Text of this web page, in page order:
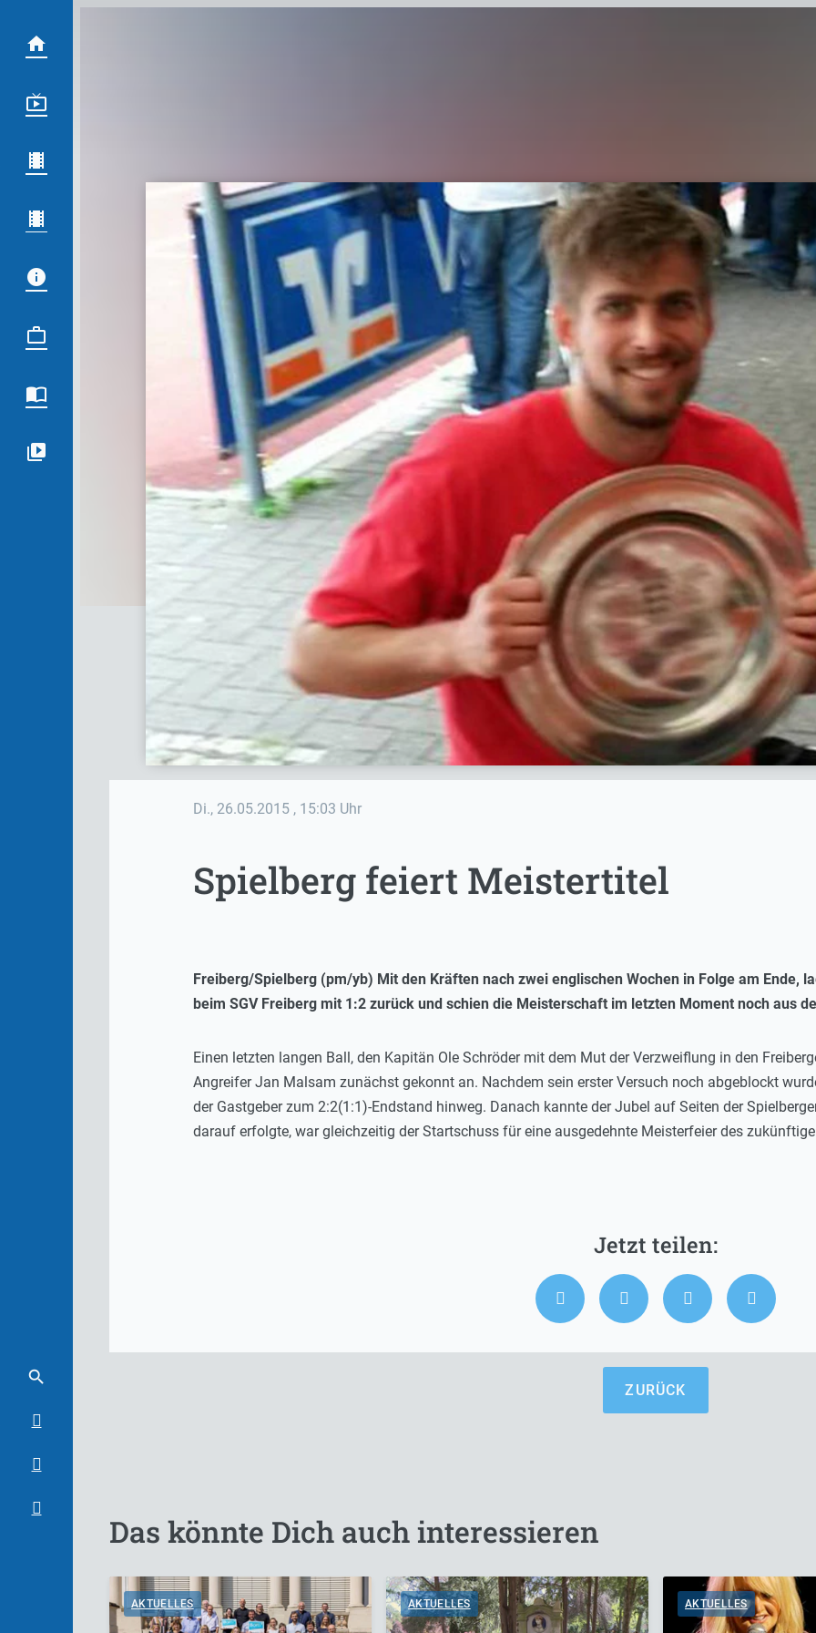
Di., 26.05.2015 , 15:03 Uhr
Spielberg feiert Meistertitel
Freiberg/Spielberg (pm/yb) Mit den Kräften nach zwei englischen Wochen in Folge am Ende,
beim SGV Freiberg mit 1:2 zurück und schien die Meisterschaft im letzten Moment noch aus
Einen letzten langen Ball, den Kapitän Ole Schröder mit dem Mut der Verzweiflung in den
Angreifer Jan Malsam zunächst gekonnt an. Nachdem sein erster Versuch noch abgeblockt
der Gastgeber zum 2:2(1:1)-Endstand hinweg. Danach kannte der Jubel auf Seiten der
darauf erfolgte, war gleichzeitig der Startschuss für eine ausgedehnte Meisterfeier des
ZURÜCK
Das könnte Dich auch interessieren
AKTUELLES AKTUELLES AKTUELLES